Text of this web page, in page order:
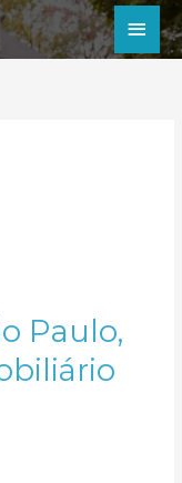
Paulo,